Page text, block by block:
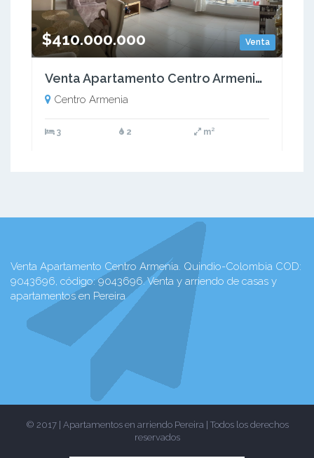
Venta
$410.000.000
Venta Apartamento Centro Armenia Quindio COD:9343852
Centro Armenia
3 2 m²
Venta Apartamento Centro Armenia. Quindio-Colombia COD:
9043696, código: 9043696. Venta y arriendo de casas y
apartamentos en Pereira
© 2017 | Apartamentos en arriendo Pereira | Todos los derechos
reservados